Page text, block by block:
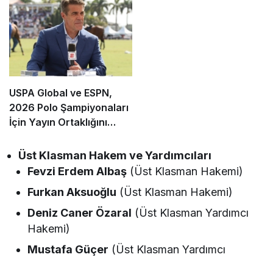
USPA Global ve ESPN,
2026 Polo Şampiyonaları
İçin Yayın Ortaklığını
Üst Klasman Hakem ve Yardımcıları
Fevzi Erdem Albaş (Üst Klasman Hakemi)
Furkan Aksuoğlu (Üst Klasman Hakemi)
Deniz Caner Özaral (Üst Klasman Yardımcı
Hakemi)
Mustafa Güçer (Üst Klasman Yardımcı